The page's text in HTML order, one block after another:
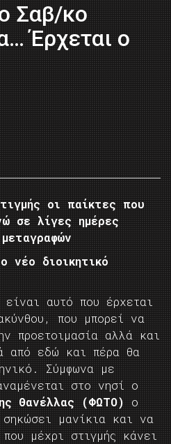
Σαβ/κο
Έρχεται ο
οι παίκτες που
σε λίγες ημέρες
νέο διοικητικό
αυτό που έρχεται
που μπορεί να
προετοιμασία αλλά και
από εδώ και πέρα θα
Σύμφωνα με
στο νησί ο
Θανέλλας (ΦΩΤΟ) ο
μανίκια και να
μέχρι στιγμής κάνει